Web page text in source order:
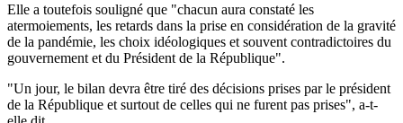
Elle a toutefois souligné que "chacun aura constaté les
atermoiements, les retards dans la prise en considération de la gravité
de la pandémie, les choix idéologiques et souvent contradictoires du
gouvernement et du Président de la République".
"Un jour, le bilan devra être tiré des décisions prises par le président
de la République et surtout de celles qui ne furent pas prises", a-t-